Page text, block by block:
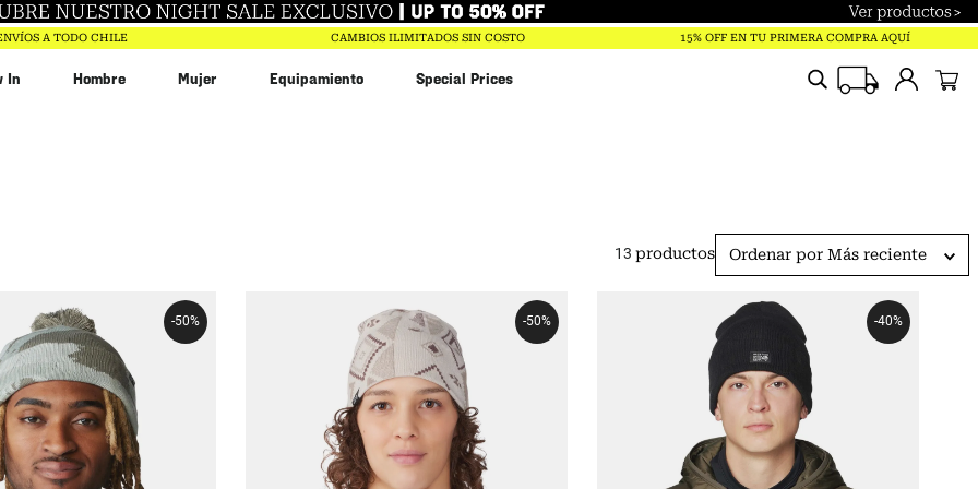
A TODO CHILE CAMBIOS ILIMITADOS SIN COSTO 15% OFF EN TU PRIMERA COMPRA AQUÍ
In Hombre Mujer Equipamiento Special Prices
13 productos Ordenar por Más reciente
-50% -50% -40%
Términos más buscados
chaqueta